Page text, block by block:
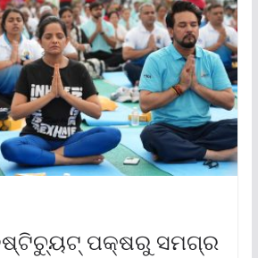
ପକ୍ଷରୁ ସମଗ୍ର